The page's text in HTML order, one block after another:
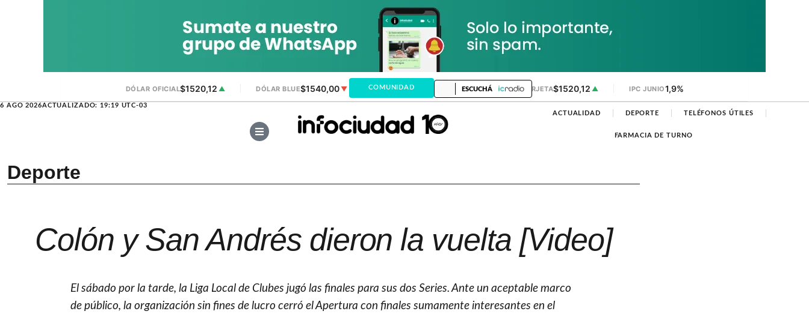
DÓLAR OFICIAL$1520,12 ▲ DÓLAR BLUE$1540,00▼ DÓLAR MEP ▲ DÓLAR TARJETA$1520,12 ▲ IPC JUNIO1,9%
6 AGO 2026ACTUALIZADO: 19:19 UTC-03
COMUNIDAD ESCUCHÁ
ACTUALIDAD DEPORTE TELÉFONOS ÚTILES
FARMACIA DE TURNO
Deporte
Colón y San Andrés dieron la vuelta [Video]
El sábado por la tarde, la Liga Local de Clubes jugó las finales para sus dos Series. Ante un aceptable marco
de público, la organización sin fines de lucro cerró el Apertura con finales sumamente interesantes en el